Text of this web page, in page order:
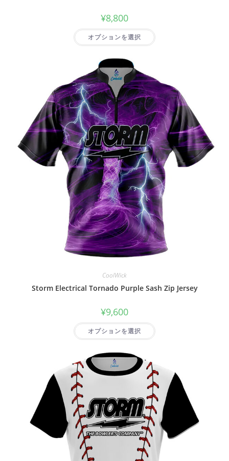
¥8,800
オプションを選択
CoolWick
Storm Electrical Tornado Purple Sash Zip Jersey
¥9,600
オプションを選択